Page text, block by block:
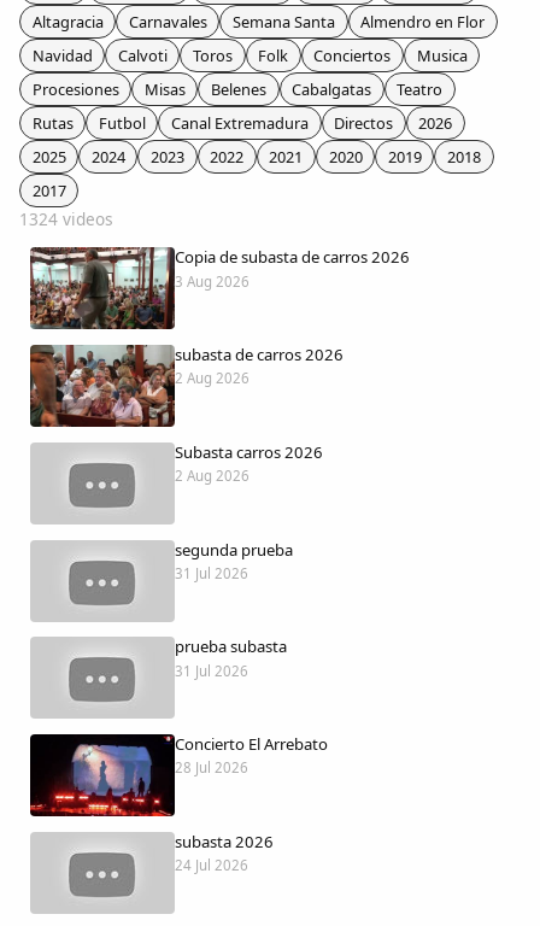
Colaboradores
AlkoTV
Biblioteca
Periódico Alconétar
Foros
Idiosincrasia
Diccionario
Traductor
Dichos
Cancionero Local
Apodos
Peñas
La palra
Modo oscuro
Altagracia
Carnavales Semana Santa
Almendro en Flor
Navidad
Calvoti Toros Folk Conciertos
Musica
Procesiones
Misas Belenes Cabalgatas
Teatro
Rutas
Futbol Canal Extremadura Directos
2026
2025
2024 2023 2022 2021 2020 2019
2018
2017
1324 videos
Copia de subasta de carros 2026
3 Aug 2026
subasta de carros 2026
2 Aug 2026
Subasta carros 2026
2 Aug 2026
segunda prueba
31 Jul 2026
prueba subasta
31 Jul 2026
Concierto El Arrebato
28 Jul 2026
subasta 2026
24 Jul 2026